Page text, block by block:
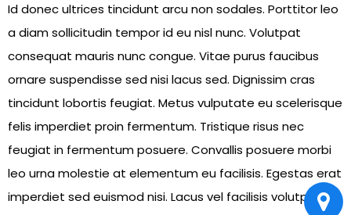
Id donec ultrices tincidunt arcu non sodales. Porttitor leo
a diam sollicitudin tempor id eu nisl nunc. Volutpat
consequat mauris nunc congue. Vitae purus faucibus
ornare suspendisse sed nisi lacus sed. Dignissim cras
tincidunt lobortis feugiat. Metus vulputate eu scelerisque
felis imperdiet proin fermentum. Tristique risus nec
feugiat in fermentum posuere. Convallis posuere morbi
leo urna molestie at elementum eu facilisis. Egestas erat
imperdiet sed euismod nisi. Lacus vel facilisis volutpat